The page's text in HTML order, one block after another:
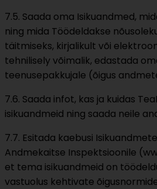
7.5. Saada oma Isikuandmed,
ning mida Töödeldakse
täitmiseks, kirjalikult või
tehnilisely võimalik, edastada
teenusepakkujale (õigus
7.6. Saada infot, kas ja kuidas
isikuandmeid ning saada neile
7.7. Esitada kaebusi
Andmekaitse Inspektsioonile
et tema isikuandmeid on
vastuolus kehtivate